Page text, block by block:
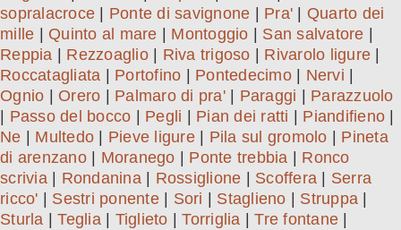
sopralacroce
Ponte di savignone Pra'
Quarto dei
mille
Quinto al mare Montoggio San salvatore
Reppia
Rezzoaglio| Riva trigoso Rivarolo ligure
Roccatagliata
Portofino Pontedecimo| Nervi
Ognio
Orero Palmaro di pra'| Paraggi
Parazzuolo
Passo del bocco Pegli Pian dei ratti Piandifieno
Ne
Multedo Pieve ligure| Pila sul gromolo
Pineta
di arenzano| Moranego Ponte trebbia
Ronco
scrivia| Rondanina| Rossiglione Scoffera
Serra
ricco'
Sestri ponente| Sori Staglieno Struppa
Sturla |Teglia| Tiglieto |Torriglia |Tre fontane